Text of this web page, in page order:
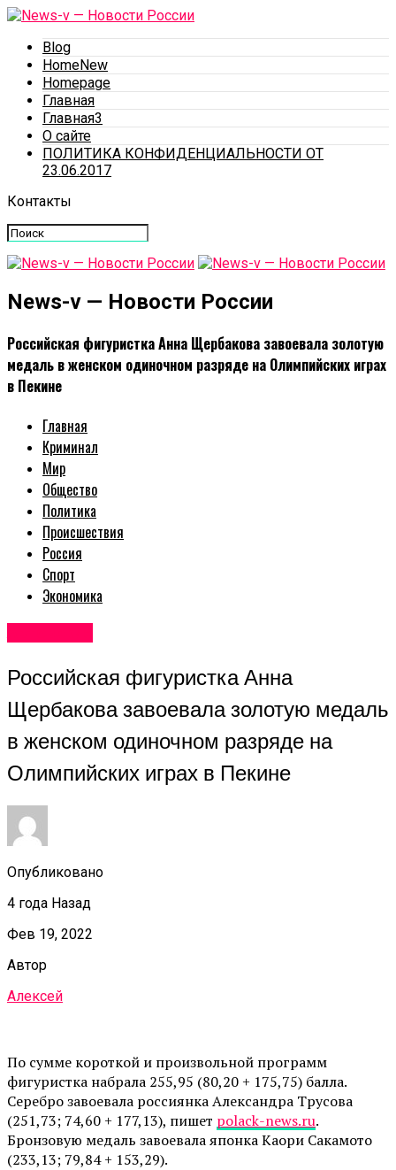
Blog
HomeNew
Homepage
Главная
Главная3
О сайте
ПОЛИТИКА КОНФИДЕНЦИАЛЬНОСТИ ОТ
23.06.2017
Контакты
News-v — Новости России
Российская фигуристка Анна Щербакова завоевала золотую
медаль в женском одиночном разряде на Олимпийских играх
в Пекине
Главная
Криминал
Мир
Общество
Политика
Происшествия
Россия
Спорт
Экономика
Российская фигуристка Анна
Щербакова завоевала золотую медаль
в женском одиночном разряде на
Олимпийских играх в Пекине
Опубликовано
4 года Назад
Фев 19, 2022
Автор
Алексей
По сумме короткой и произвольной программ
фигуристка набрала 255,95 (80,20 + 175,75) балла.
Серебро завоевала россиянка Александра Трусова
(251,73; 74,60 + 177,13), пишет polack-news.ru.
Бронзовую медаль завоевала японка Каори Сакамото
(233,13; 79,84 + 153,29).